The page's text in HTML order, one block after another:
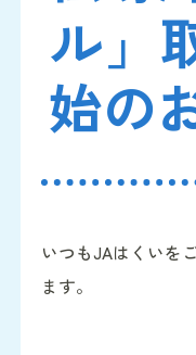
ル」
始の
いつもJAはくいを
ます。